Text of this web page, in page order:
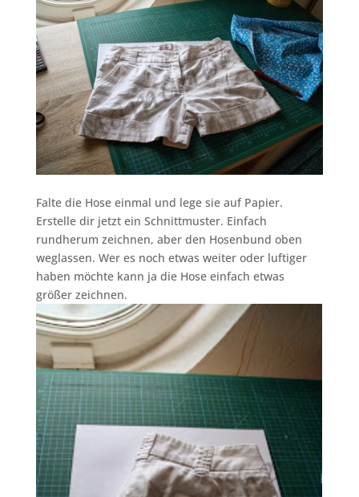
Falte die Hose einmal und lege sie auf Papier.
Erstelle dir jetzt ein Schnittmuster. Einfach
rundherum zeichnen, aber den Hosenbund oben
weglassen. Wer es noch etwas weiter oder luftiger
haben möchte kann ja die Hose einfach etwas
größer zeichnen.